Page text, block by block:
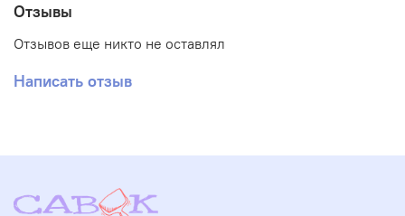
Отзывы
Отзывов еще никто не оставлял
Написать отзыв